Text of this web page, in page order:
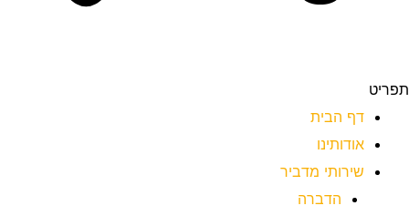
תפריט
דף הבית
אודותינו
שירותי מדביר
הדברה